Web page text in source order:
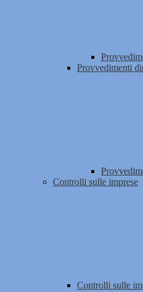
Provvedimenti
Controlli sulle imprese
Controlli sulle